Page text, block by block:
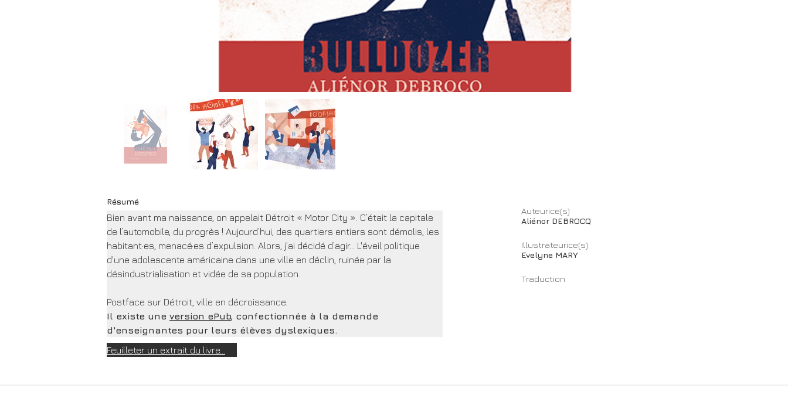
Bien avant ma naissance, on appelait Détroit « Motor City ». C’était la capitale
de l’automobile, du progrès ! Aujourd’hui, des quartiers entiers sont démolis, les
habitant·es, menacé·es d’expulsion. Alors, j’ai décidé d’agir… L'éveil politique
d'une adolescente américaine dans une ville en déclin, ruinée par la
désindustrialisation et vidée de sa population.
Postface sur Détroit, ville en décroissance.
Il existe une version ePub, confectionnée à la demande
d'enseignantes pour leurs élèves dyslexiques.
Auteurice(s)
Aliénor DEBROCQ
Illustrateurice(s)
Evelyne MARY
Traduction
Feuilleter un extrait du livre...
Résumé